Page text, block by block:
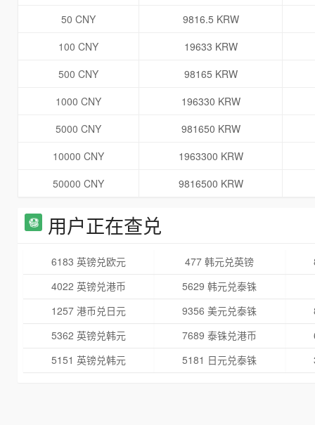
50 CNY
9816.5 KRW
100 CNY
19633 KRW
500 CNY
98165 KRW
1000 CNY
196330 KRW
5000 CNY
981650 KRW
10000 CNY
1963300 KRW
50000 CNY
9816500 KRW
用户正在查兑
6183 英镑兑欧元 477 韩元兑英镑
4022 英镑兑港币
5629 韩元兑泰铢
1257 港币兑日元
9356 美元兑泰铢
5362 英镑兑韩元
7689 泰铢兑港币
5151 英镑兑韩元
5181 日元兑泰铢